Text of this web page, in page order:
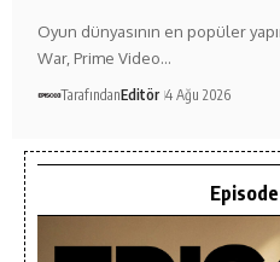
Oyun dünyasının en popüler
War, Prime Video…
TarafındanEditör 4 Ağu 2026